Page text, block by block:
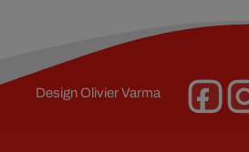
DesignOlivier Varma